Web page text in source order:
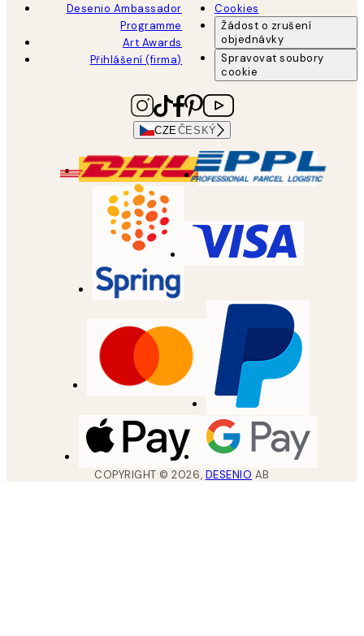
Desenio Ambassador
Programme
Art Awards
Přihlášení (firma)
Cookies
Žádost o zrušení
objednávky
Spravovat soubory
cookie
CZE ČESKÝ
COPYRIGHT ©2026, DESENIO AB